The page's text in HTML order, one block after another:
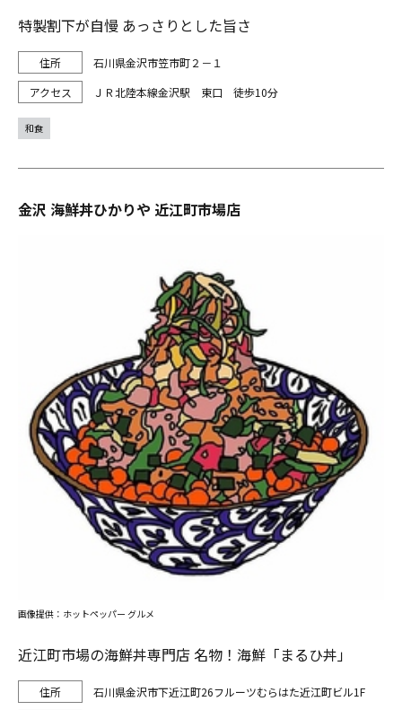
特製割下が自慢 あっさりとした旨さ
石川県金沢市笠市町２－１
ＪＲ北陸本線金沢駅 東口 徒歩10分
和食
金沢 海鮮丼ひかりや 近江町市場店
近江町市場の海鮮丼専門店 名物！海鮮「まるひ丼」
石川県金沢市下近江町26フルーツむらはた近江町ビル1F
画像提供：ホットペッパー グルメ